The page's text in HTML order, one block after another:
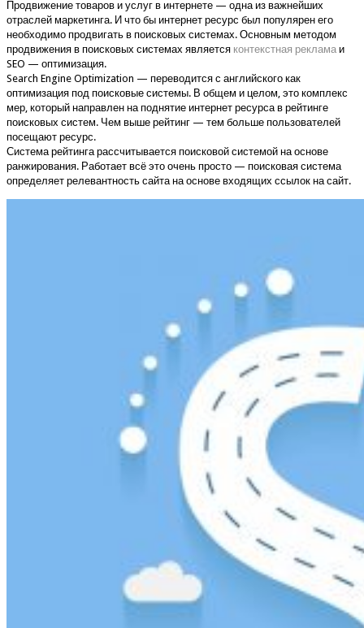
Продвижение товаров и услуг в интернете — одна из важнейших
отраслей маркетинга. И что бы интернет ресурс был популярен его
необходимо продвигать в поисковых системах. Основным методом
продвижения в поисковых системах является контекстная реклама и
SEO — оптимизация.
Search Engine Optimization — переводится с английского как
оптимизация под поисковые системы. В общем и целом, это комплекс
мер, который направлен на поднятие интернет ресурса в рейтинге
поисковых систем. Чем выше рейтинг — тем больше пользователей
посещают ресурс.
Система рейтинга рассчитывается поисковой системой на основе
ранжирования. Работает всё это очень просто — поисковая система
определяет релевантность сайта на основе входящих ссылок на сайт.